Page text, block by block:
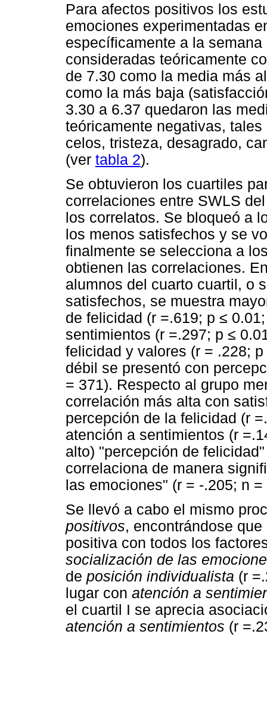
Para afectos positivos los
emociones experimentadas
específicamente a la
consideradas teóricamente
de 7.30 como la media más
como la más baja
3.30 a 6.37 quedaron las
teóricamente negativas,
celos, tristeza, desagrado,
(ver tabla 2).
Se obtuvieron los cuartiles
correlaciones entre SWLS
los correlatos. Se bloqueó a
los menos satisfechos y se
finalmente se selecciona a
obtienen las correlaciones.
alumnos del cuarto cuartil, o
satisfechos, se muestra
de felicidad (r =.619; p ≤
sentimientos (r =.297; p ≤
felicidad y valores (r = .228; p
débil se presentó con
= 371). Respecto al grupo
correlación más alta con
percepción de la felicidad (r
atención a sentimientos (r
alto) "percepción de
correlaciona de manera
las emociones" (r = -.205; n
Se llevó a cabo el mismo
positivos, encontrándose
positiva con todos los
socialización de las
de posición individualista (r
lugar con atención a
el cuartil I se aprecia
atención a sentimientos (r